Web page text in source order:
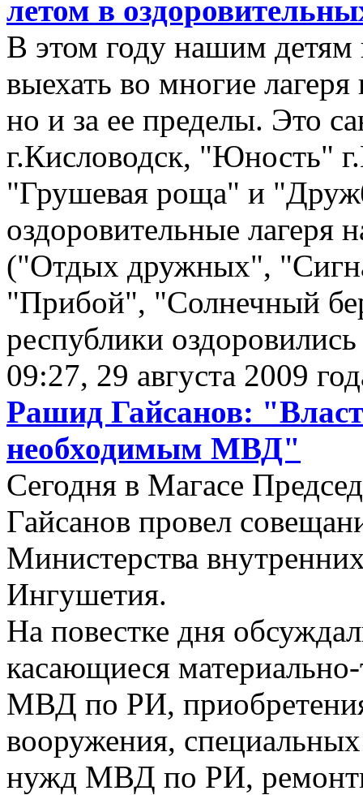
летом в
В этом году нашим детям
выехать во многие
но и за ее пределы. Это
г.Кисловодск, "Юность"
"Грушевая роща" и
оздоровительные лагеря
("Отдых дружных",
"Прибой", "Солнечный
республики
09:27, 29 августа 2009
Рашид Гайсанов:
необходимым МВД"
Сегодня в Магасе
Гайсанов провел
Министерства
Ингушетия.
На повестке дня
касающиеся
МВД по РИ,
вооружения, специальных
нужд МВД по РИ,